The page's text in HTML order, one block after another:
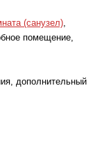
(санузел),
помещение,
дополнительный